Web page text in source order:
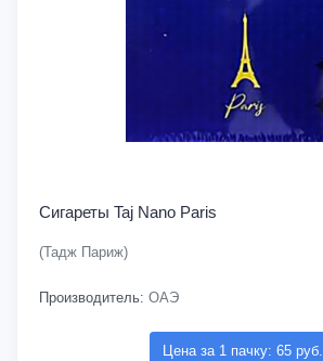
Сигареты Taj Nano Paris
(Тадж Париж)
Производитель: ОАЭ
Цена за 1 пачку: 65 руб.